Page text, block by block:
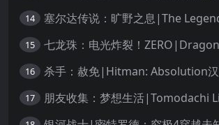
14
15
16 杀手：赦免|Hitman: Absolution
17